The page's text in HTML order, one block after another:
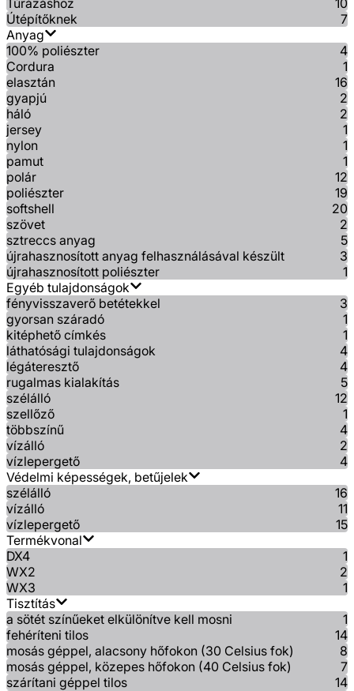
Útépítőknek
7
Anyag
100% poliészter
4
Cordura
1
elasztán
16
gyapjú
2
háló
2
jersey
1
nylon
1
pamut
1
polár
12
poliészter
19
softshell
20
szövet
2
sztreccs anyag
5
újrahasznosított anyag felhasználásával készült
3
újrahasznosított poliészter
1
Egyéb tulajdonságok
fényvisszaverő betétekkel
3
gyorsan száradó
1
kitéphető címkés
1
láthatósági tulajdonságok
4
légáteresztő
4
rugalmas kialakítás
5
szélálló
12
szellőző
1
többszínű
4
vízálló
2
vízlepergető
4
Védelmi képességek, betűjelek
szélálló
16
vízálló
11
vízlepergető
15
Termékvonal
DX4
1
WX2
2
WX3
1
Tisztítás
a sötét színűeket elkülönítve kell mosni
1
fehéríteni tilos
14
mosás géppel, alacsony hőfokon (30 Celsius fok)
8
mosás géppel, közepes hőfokon (40 Celsius fok)
7
szárítani géppel tilos
14